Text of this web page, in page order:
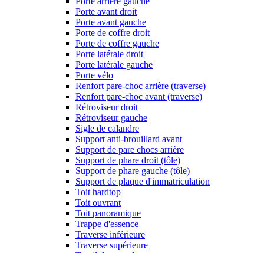
Porte avant droit
Porte avant gauche
Porte de coffre droit
Porte de coffre gauche
Porte latérale droit
Porte latérale gauche
Porte vélo
Renfort pare-choc arrière (traverse)
Renfort pare-choc avant (traverse)
Rétroviseur droit
Rétroviseur gauche
Sigle de calandre
Support anti-brouillard avant
Support de pare chocs arrière
Support de phare droit (tôle)
Support de phare gauche (tôle)
Support de plaque d'immatriculation
Toit hardtop
Toit ouvrant
Toit panoramique
Trappe d'essence
Traverse inférieure
Traverse supérieure